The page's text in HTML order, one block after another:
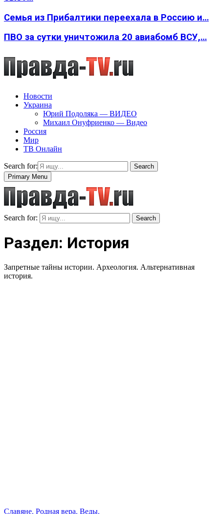
Семья из Прибалтики переехала в Россию и…
ПВО за сутки уничтожила 20 авиабомб ВСУ,…
Новости
Украина
Юрий Подоляка — ВИДЕО
Михаил Онуфриенко — Видео
Россия
Мир
ТВ Онлайн
Search for:
Search
Primary Menu
Search for: Search
Раздел: История
Запретные тайны истории. Археология. Альтернативная
история.
Славяне. Родная вера. Веды.